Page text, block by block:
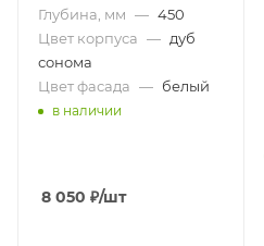
Глубина, мм — 450
Цвет корпуса — дуб
сонома
Цвет фасада — белый
в наличии
8 050 ₽/шт